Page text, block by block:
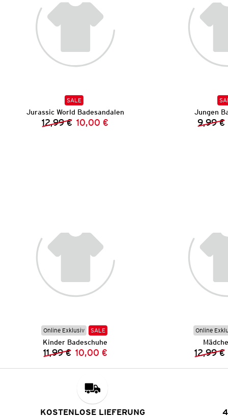
SALE
Jurassic World Badesandalen
Vorheriger Preis:
12,99 € Neuer Preis:
10,00 €
Jungen
9,99 €
Online Exklusiv SALE
Kinder Badeschuhe
Vorheriger Preis:
11,99 € Neuer Preis:
10,00 €
Online
12,99 €
KOSTENLOSE LIEFERUNG